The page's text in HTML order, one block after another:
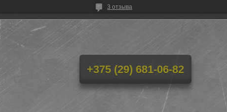
3 отзыва
+375 (29) 681-06-82